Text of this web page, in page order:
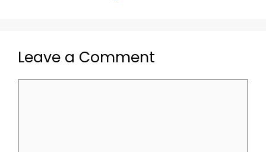
Leave a Comment